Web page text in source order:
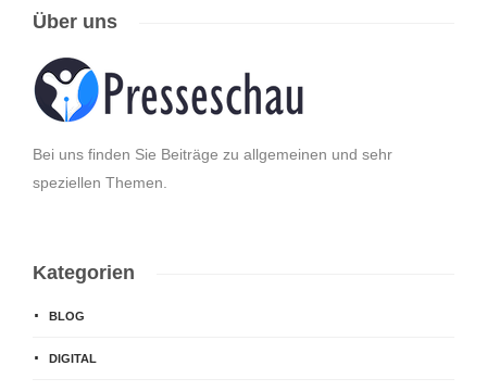
Über uns
Bei uns finden Sie Beiträge zu allgemeinen und sehr
speziellen Themen.
Kategorien
BLOG
DIGITAL